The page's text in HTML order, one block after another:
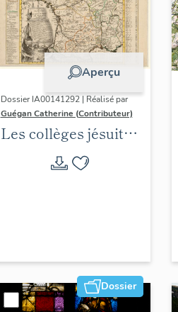
Aperçu
Dossier IA00141292 | Réalisé par
Guégan Catherine (Contributeur)
Les collèges jésuites
d'Ancien Régime
(1556-1763) dans la
Dossier